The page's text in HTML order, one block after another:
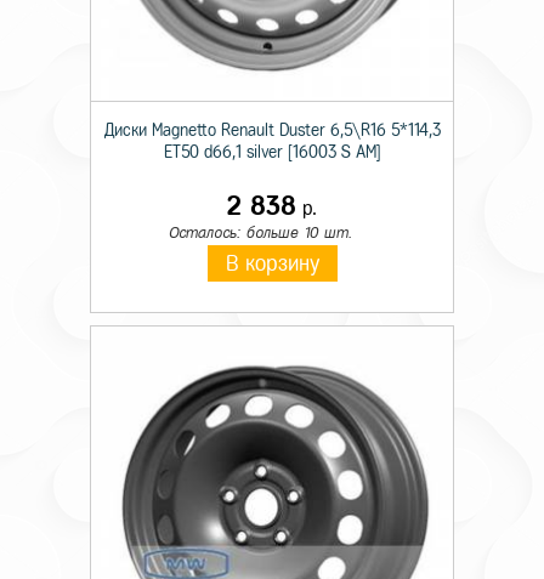
Диски Magnetto Renault Duster 6,5\R16 5*114,3
ET50 d66,1 silver [16003 S AM]
2 838 р.
Осталось: больше 10 шт.
В корзину